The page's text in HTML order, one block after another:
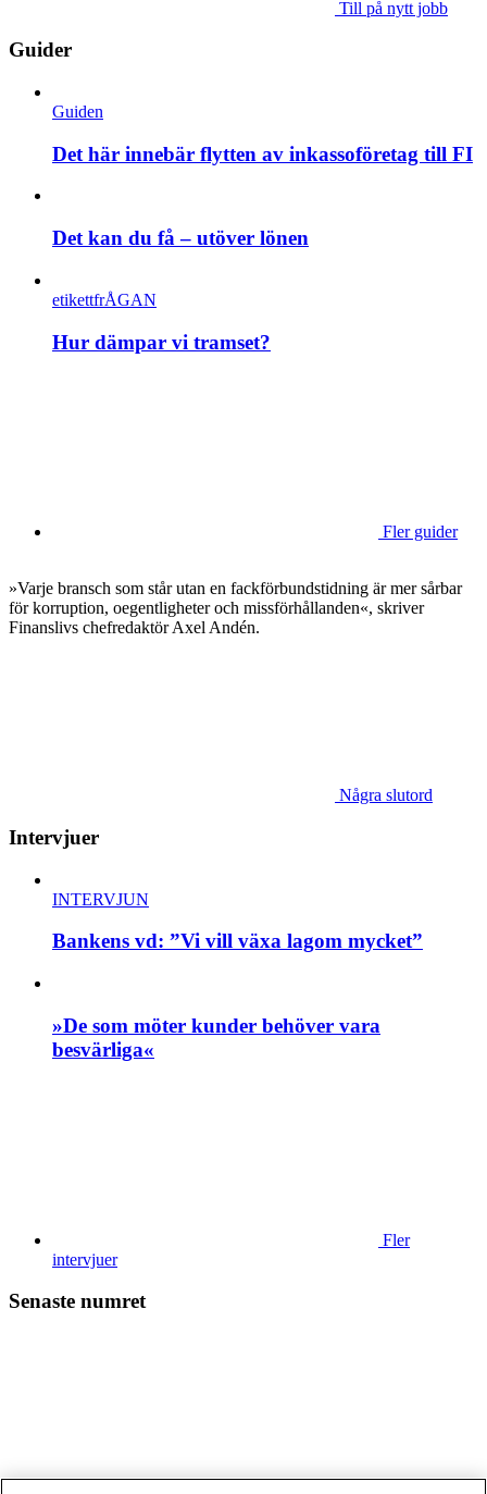
Till på nytt jobb
Guider
Guiden
Det här innebär flytten av inkassoföretag till FI
Det kan du få – utöver lönen
etikettfrÅGAN
Hur dämpar vi tramset?
Fler guider
»Varje bransch som står utan en fackförbundstidning är mer sårbar
för korruption, oegentligheter och missförhållanden«, skriver
Finanslivs chefredaktör Axel Andén.
Några slutord
Intervjuer
INTERVJUN
Bankens vd: ”Vi vill växa lagom mycket”
»De som möter kunder behöver vara
besvärliga«
Fler
intervjuer
Senaste numret